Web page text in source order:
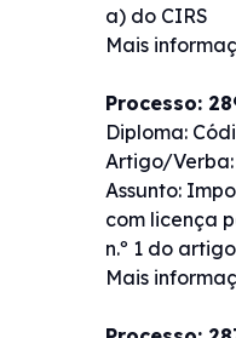
a) do CIRS
Mais
Processo:
Diploma:
Artigo/Verba:
Assunto:
com licença
n.º 1 do
Mais